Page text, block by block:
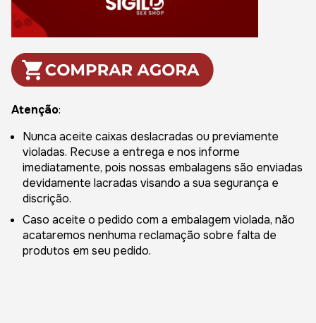
Atenção:
Nunca aceite caixas deslacradas ou previamente
violadas. Recuse a entrega e nos informe
imediatamente, pois nossas embalagens são enviadas
devidamente lacradas visando a sua segurança e
discrição.
Caso aceite o pedido com a embalagem violada, não
acataremos nenhuma reclamação sobre falta de
produtos em seu pedido.